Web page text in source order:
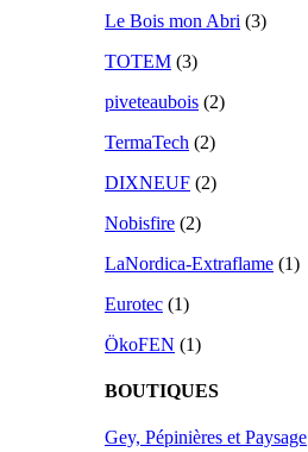
Le Bois mon Abri (3)
TOTEM (3)
piveteaubois (2)
TermaTech (2)
DIXNEUF (2)
Nobisfire (2)
LaNordica-Extraflame (1)
Eurotec (1)
ÖkoFEN (1)
BOUTIQUES
Gey, Pépinières et Paysage